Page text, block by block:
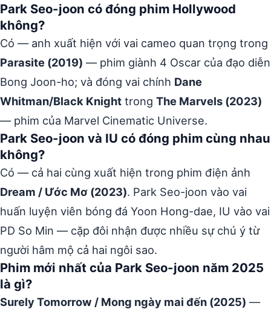
Park Seo-joon có đóng phim Hollywood
không?
Có — anh xuất hiện với vai cameo quan trọng trong
Parasite (2019) — phim giành 4 Oscar của đạo diễn
Bong Joon-ho; và đóng vai chính Dane
Whitman/Black Knight trong The Marvels (2023)
— phim của Marvel Cinematic Universe.
Park Seo-joon và IU có đóng phim cùng nhau
không?
Có — cả hai cùng xuất hiện trong phim điện ảnh
Dream / Ước Mơ (2023). Park Seo-joon vào vai
huấn luyện viên bóng đá Yoon Hong-dae, IU vào vai
PD So Min — cặp đôi nhận được nhiều sự chú ý từ
người hâm mộ cả hai ngôi sao.
Phim mới nhất của Park Seo-joon năm 2025
là gì?
Surely Tomorrow / Mong ngày mai đến (2025) —